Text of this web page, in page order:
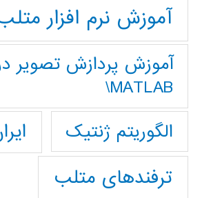
آموزش نرم افزار
آموزش پردازش تصوير
MATLAB\
الگوریتم ژنتیک
ترفندهای متلب